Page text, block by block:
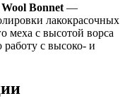
Bonnet —
лакокрасочных
меха с высотой ворса
с высоко- и